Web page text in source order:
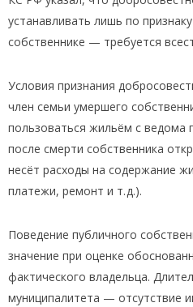
устанавливать лишь по
собственнике — требуется
Условия признания
член семьи умершего
пользоваться жильём с ведома
после смерти собственника
несёт расходы на содержание
платежи, ремонт и т. д.).
Поведение публичного
значение при оценке
фактического владельца.
муниципалитета — отсутствие